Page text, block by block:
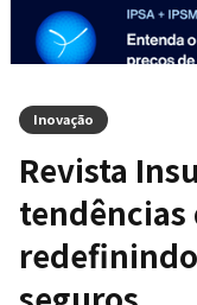
Inovação
Revista
tendências